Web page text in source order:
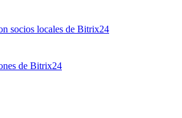
socios locales de Bitrix24
de Bitrix24